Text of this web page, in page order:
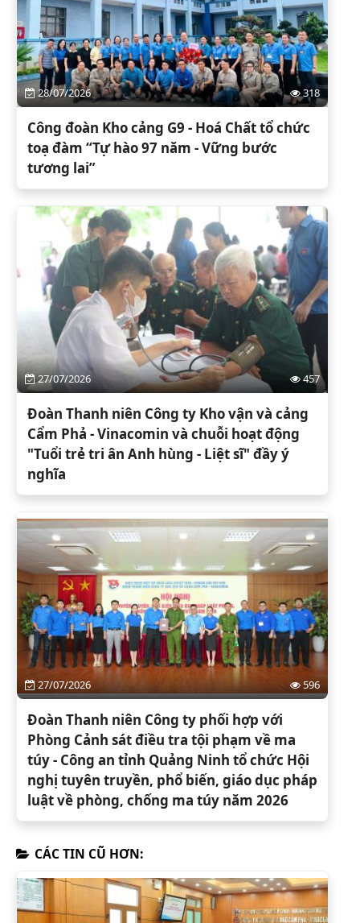
28/07/2026 318
Công đoàn Kho cảng G9 - Hoá Chất tổ chức
toạ đàm “Tự hào 97 năm - Vững bước
tương lai”
27/07/2026 457
Đoàn Thanh niên Công ty Kho vận và cảng
Cẩm Phả - Vinacomin và chuỗi hoạt động
"Tuổi trẻ tri ân Anh hùng - Liệt sĩ" đầy ý
nghĩa
27/07/2026 596
Đoàn Thanh niên Công ty phối hợp với
Phòng Cảnh sát điều tra tội phạm về ma
túy - Công an tỉnh Quảng Ninh tổ chức Hội
nghị tuyên truyền, phổ biến, giáo dục pháp
luật về phòng, chống ma túy năm 2026
CÁC TIN CŨ HƠN: